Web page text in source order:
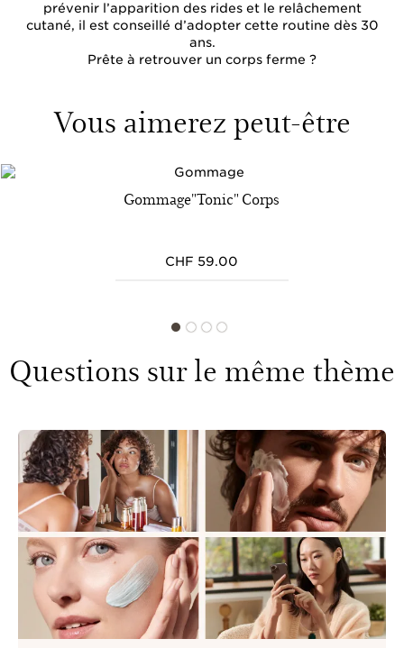
prévenir l’apparition des rides et le relâchement
cutané, il est conseillé d’adopter cette routine dès 30
ans.
Prête à retrouver un corps ferme ?
Vous aimerez peut-être
Gommage"Tonic" Corps
CHF 59.00
Questions sur le même thème